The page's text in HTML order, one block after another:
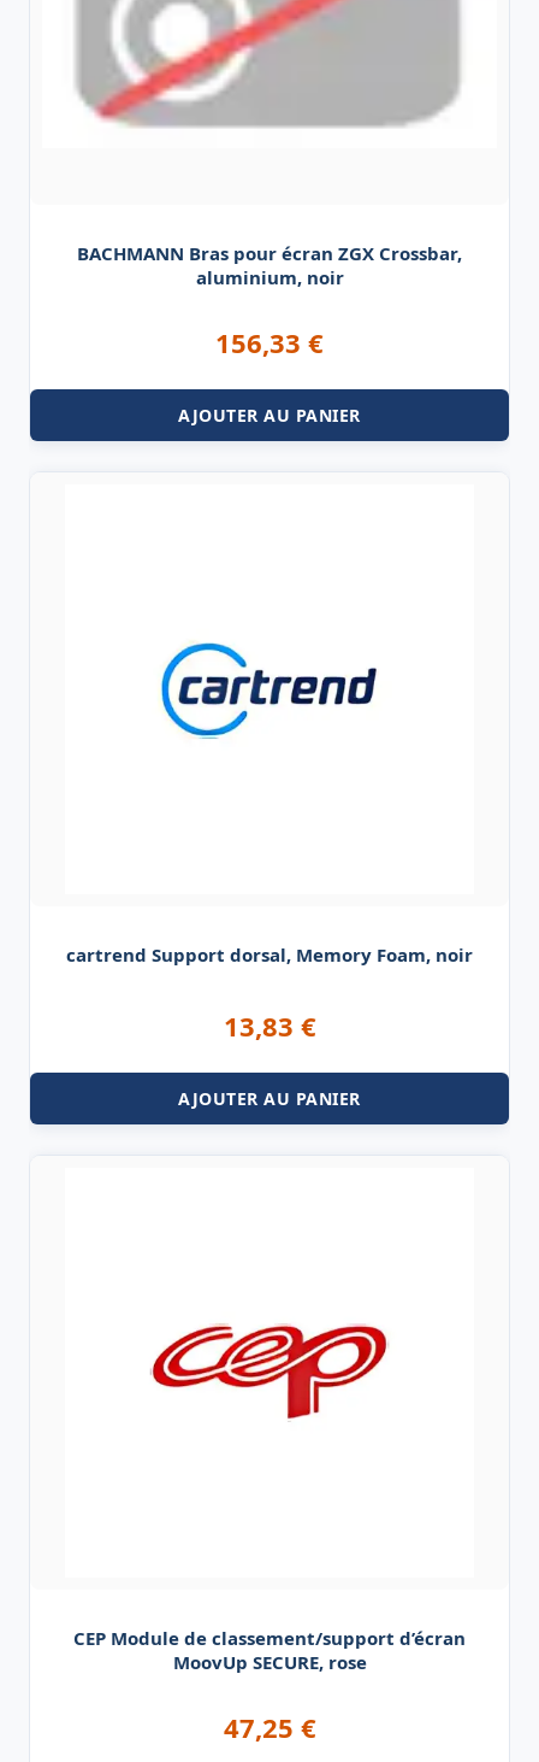
BACHMANN Bras pour écran ZGX Crossbar,
aluminium, noir
156,33 €
AJOUTER AU PANIER
cartrend Support dorsal, Memory Foam, noir
13,83 €
AJOUTER AU PANIER
CEP Module de classement/support d’écran
MoovUp SECURE, rose
47,25 €